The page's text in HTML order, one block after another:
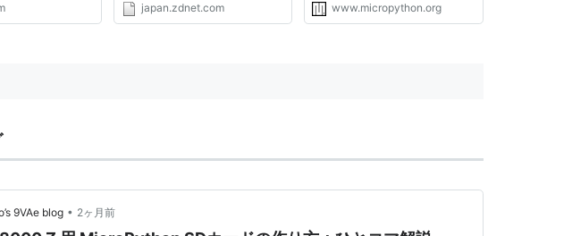
japan.zdnet.com www.micropython.org
9VAe blog • 2ヶ月前